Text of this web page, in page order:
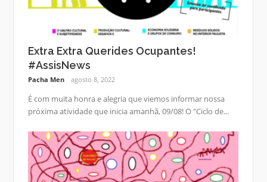
Extra Extra Querides Ocupantes!
#AssisNews
Pacha Men agosto 8, 2022
É com muita honra e alegria que viemos informar nossa
próxima atividade que inicia amanhã, 09/08! O "Ciclo de...